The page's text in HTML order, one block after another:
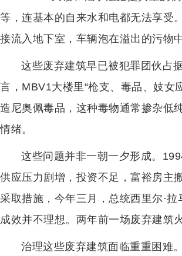
等，连基本的自来水和电都无法享受
接流入地下室，车辆泡在溢出的污物
这些废弃建筑早已被犯罪团伙占
言，MBV1大楼里“枪支、毒品、妓女
造尼奥佩毒品，这种毒物通常掺杂低
情绪。
这些问题并非一朝一夕形成。
供应压力剧增，投资不足，富裕房主
采取措施，今年三月，总统西里尔·
成效并不理想。两年前一场废弃建筑
治理这些废弃建筑面临重重困难